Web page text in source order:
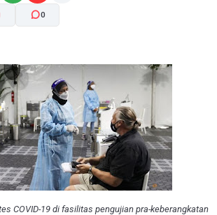
A+
0
COVID-19 di fasilitas pengujian pra-keberangkatan